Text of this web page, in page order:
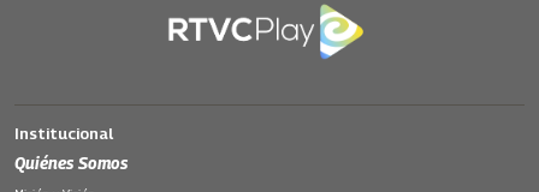
Institucional
Quiénes Somos